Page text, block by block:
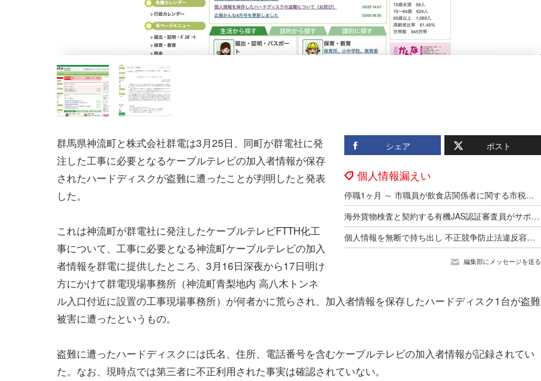
シェア ポスト
個人情報漏えい
停職1ヶ月 ～ 市職員が飲食店関係者に関する市税等の情報を口外
海外貨物検査と契約する有機JAS認証審査員がサポート詐欺被害
個人情報を無断で持ち出し 不正競争防止法違反容疑で逮捕
編集部にメッセージを送る
群馬県神流町と株式会社群電は3月25日、同町が群電社に発
注した工事に必要となるケーブルテレビの加入者情報が保存
されたハードディスクが盗難に遭ったことが判明したと発表
した。
これは神流町が群電社に発注したケーブルテレビFTTH化工
事について、工事に必要となる神流町ケーブルテレビの加入
者情報を群電に提供したところ、3月16日深夜から17日明け
方にかけて群電現場事務所（神流町青梨地内 高八木トンネ
ル入口付近に設置の工事現場事務所）が何者かに荒らされ、加入者情報を保存したハードディスク1台が盗難
被害に遭ったというもの。
盗難に遭ったハードディスクには氏名、住所、電話番号を含むケーブルテレビの加入者情報が記録されてい
た。なお、現時点では第三者に不正利用された事実は確認されていない。